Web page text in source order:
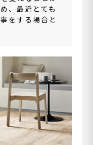
、最近とても
をする場合と